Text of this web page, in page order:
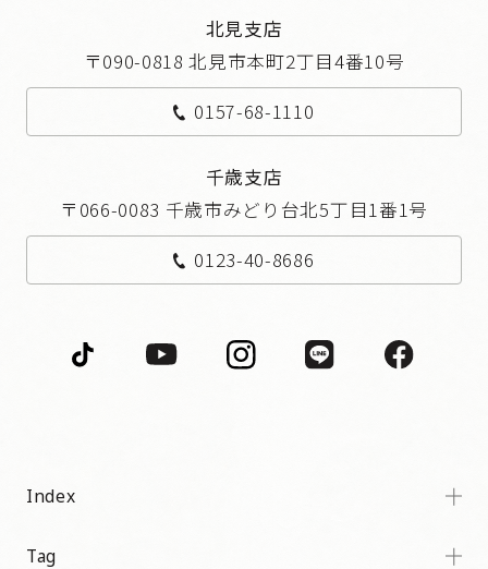
北見支店
〒090-0818 北見市本町2丁目4番10号
0157-68-1110
千歳支店
〒066-0083 千歳市みどり台北5丁目1番1号
0123-40-8686
Index
Tag